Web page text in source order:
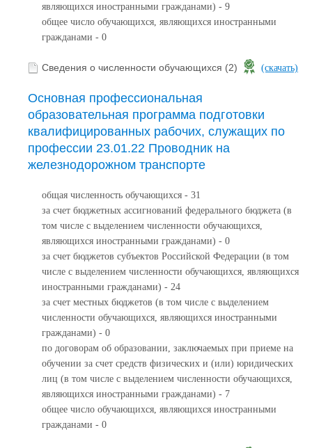
являющихся иностранными гражданами) - 9
общее число обучающихся, являющихся иностранными
гражданами - 0
Сведения о численности обучающихся (2) (скачать)
Основная профессиональная
образовательная программа подготовки
квалифицированных рабочих, служащих по
профессии 23.01.22 Проводник на
железнодорожном транспорте
общая численность обучающихся - 31
за счет бюджетных ассигнований федерального бюджета (в
том числе с выделением численности обучающихся,
являющихся иностранными гражданами) - 0
за счет бюджетов субъектов Российской Федерации (в том
числе с выделением численности обучающихся, являющихся
иностранными гражданами) - 24
за счет местных бюджетов (в том числе с выделением
численности обучающихся, являющихся иностранными
гражданами) - 0
по договорам об образовании, заключаемых при приеме на
обучении за счет средств физических и (или) юридических
лиц (в том числе с выделением численности обучающихся,
являющихся иностранными гражданами) - 7
общее число обучающихся, являющихся иностранными
гражданами - 0